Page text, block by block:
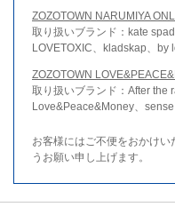
ZOZOTOWN NARUMIYA
取り扱いブランド：kate
LOVETOXIC、kladskap、by
ZOZOTOWN
取り扱いブランド：After the
Love&Peace&Money、
お客様にはご不便をおかけい
うお願い申し上げます。